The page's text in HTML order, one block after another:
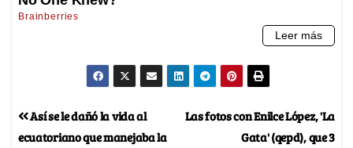
Las fotos con Enilce López, 'La
Gata' (qepd), que 3
Así se le dañó la vida al
ecuatoriano que manejaba la